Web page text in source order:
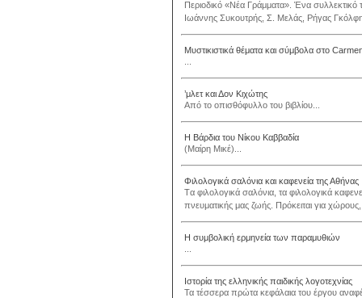
Περιοδικό «Νέα Γράμματα». Ένα συλλεκτικό
Ιωάννης Συκουτρής, Σ. Μελάς, Ρήγας
Μυστικιστικά θέματα και σύμβολα στο
’μλετ και Δον Κιχώτης
Από το οπισθόφυλλο του βιβλίου...
Η Βάρδια του Νίκου Καββαδία
(Μαίρη Μικέ)...
Φιλολογικά σαλόνια και καφενεία της Αθήνας
Tα φιλολογικά σαλόνια, τα φιλολογικά
πνευματικής μας ζωής. Πρόκειται για
Η συμβολική ερμηνεία των παραμυθιών
Ιστορία της ελληνικής παιδικής λογοτεχνίας
Τα τέσσερα πρώτα κεφάλαια του έργου